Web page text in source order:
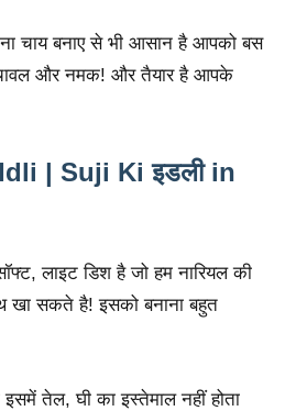
चाय बनाए से भी आसान है आपको बस
और नमक! और तैयार है आपके
Idli | Suji Ki इडली in
लाइट डिश है जो हम नारियल की
खा सकते है! इसको बनाना बहुत
तेल, घी का इस्तेमाल नहीं होता